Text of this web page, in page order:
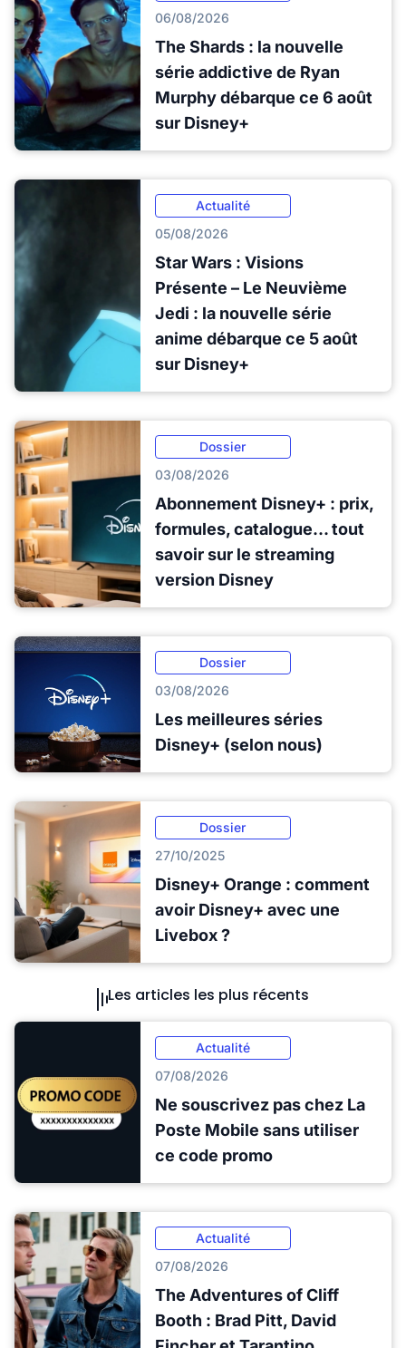
06/08/2026
The Shards : la nouvelle
série addictive de Ryan
Murphy débarque ce 6 août
sur Disney+
Actualité
05/08/2026
Star Wars : Visions
Présente – Le Neuvième
Jedi : la nouvelle série
anime débarque ce 5 août
sur Disney+
Dossier
03/08/2026
Abonnement Disney+ : prix,
formules, catalogue... tout
savoir sur le streaming
version Disney
Dossier
03/08/2026
Les meilleures séries
Disney+ (selon nous)
Dossier
27/10/2025
Disney+ Orange : comment
avoir Disney+ avec une
Livebox ?
Les articles les plus récents
Actualité
07/08/2026
Ne souscrivez pas chez La
Poste Mobile sans utiliser
ce code promo
Actualité
07/08/2026
The Adventures of Cliff
Booth : Brad Pitt, David